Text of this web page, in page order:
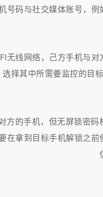
号码与社交媒体账号，
无线网络，己方手机与
选择其中所需要监控的目
方的手机，但无屏锁密
在拿到目标手机解锁之